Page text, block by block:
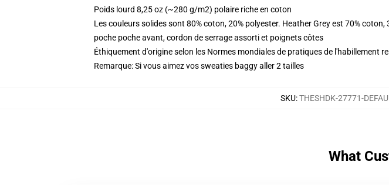
Poids lourd 8,25 oz (~280 g/m2) polaire riche en coton
Les couleurs solides sont 80% coton, 20% polyester. Heather Grey est 70%
poche poche avant, cordon de serrage assorti et poignets côtes
Éthiquement d'origine selon les Normes mondiales de pratiques de l'habillement
Remarque: Si vous aimez vos sweaties baggy aller 2 tailles
SKU:THESHDK-27771-
What